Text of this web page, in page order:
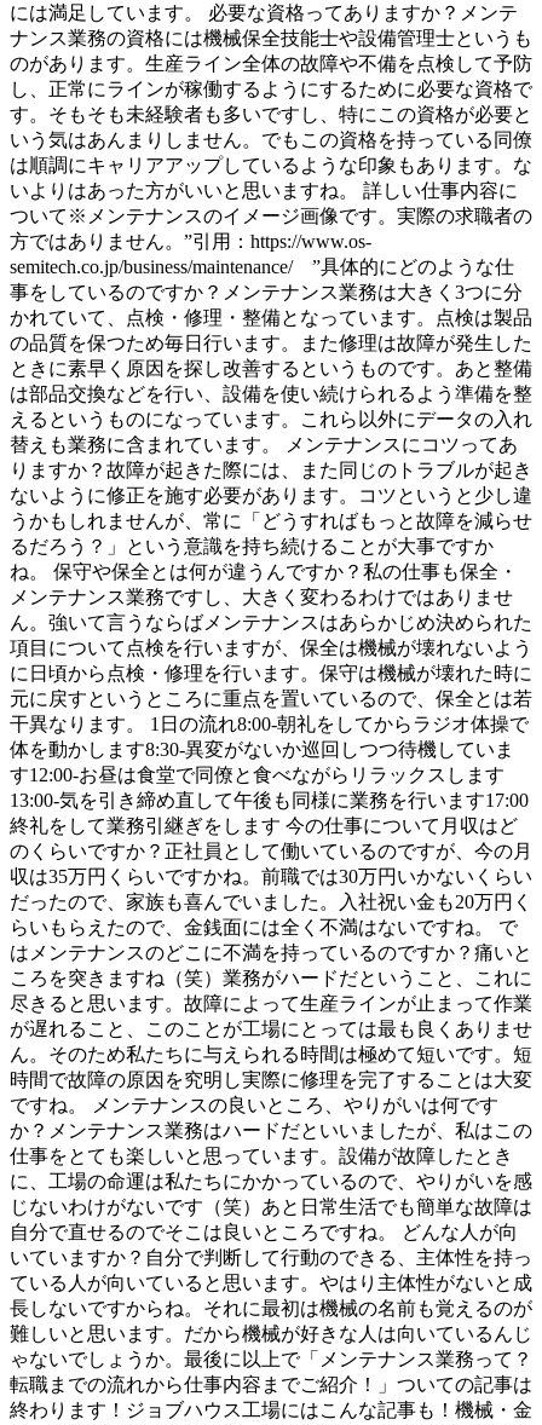
には満足しています。 必要な資格ってありますか？メンテ
ナンス業務の資格には機械保全技能士や設備管理士というも
のがあります。生産ライン全体の故障や不備を点検して予防
し、正常にラインが稼働するようにするために必要な資格で
す。そもそも未経験者も多いですし、特にこの資格が必要と
いう気はあんまりしません。でもこの資格を持っている同僚
は順調にキャリアアップしているような印象もあります。な
いよりはあった方がいいと思いますね。 詳しい仕事内容に
ついて※メンテナンスのイメージ画像です。実際の求職者の
方ではありません。”引用：https://www.os-
semitech.co.jp/business/maintenance/ ”具体的にどのような仕
事をしているのですか？メンテナンス業務は大きく3つに分
かれていて、点検・修理・整備となっています。点検は製品
の品質を保つため毎日行います。また修理は故障が発生した
ときに素早く原因を探し改善するというものです。あと整備
は部品交換などを行い、設備を使い続けられるよう準備を整
えるというものになっています。これら以外にデータの入れ
替えも業務に含まれています。 メンテナンスにコツってあ
りますか？故障が起きた際には、また同じのトラブルが起き
ないように修正を施す必要があります。コツというと少し違
うかもしれませんが、常に「どうすればもっと故障を減らせ
るだろう？」という意識を持ち続けることが大事ですか
ね。 保守や保全とは何が違うんですか？私の仕事も保全・
メンテナンス業務ですし、大きく変わるわけではありませ
ん。強いて言うならばメンテナンスはあらかじめ決められた
項目について点検を行いますが、保全は機械が壊れないよう
に日頃から点検・修理を行います。保守は機械が壊れた時に
元に戻すというところに重点を置いているので、保全とは若
干異なります。 1日の流れ8:00-朝礼をしてからラジオ体操で
体を動かします8:30-異変がないか巡回しつつ待機していま
す12:00-お昼は食堂で同僚と食べながらリラックスします
13:00-気を引き締め直して午後も同様に業務を行います17:00
終礼をして業務引継ぎをします 今の仕事について月収はど
のくらいですか？正社員として働いているのですが、今の月
収は35万円くらいですかね。前職では30万円いかないくらい
だったので、家族も喜んでいました。入社祝い金も20万円く
らいもらえたので、金銭面には全く不満はないですね。 で
はメンテナンスのどこに不満を持っているのですか？痛いと
ころを突きますね（笑）業務がハードだということ、これに
尽きると思います。故障によって生産ラインが止まって作業
が遅れること、このことが工場にとっては最も良くありませ
ん。そのため私たちに与えられる時間は極めて短いです。短
時間で故障の原因を究明し実際に修理を完了することは大変
ですね。 メンテナンスの良いところ、やりがいは何です
か？メンテナンス業務はハードだといいましたが、私はこの
仕事をとても楽しいと思っています。設備が故障したとき
に、工場の命運は私たちにかかっているので、やりがいを感
じないわけがないです（笑）あと日常生活でも簡単な故障は
自分で直せるのでそこは良いところですね。 どんな人が向
いていますか？自分で判断して行動のできる、主体性を持っ
ている人が向いていると思います。やはり主体性がないと成
長しないですからね。それに最初は機械の名前も覚えるのが
難しいと思います。だから機械が好きな人は向いているんじ
ゃないでしょうか。最後に以上で「メンテナンス業務って？
転職までの流れから仕事内容までご紹介！」ついての記事は
終わります！ジョブハウス工場にはこんな記事も！機械・金